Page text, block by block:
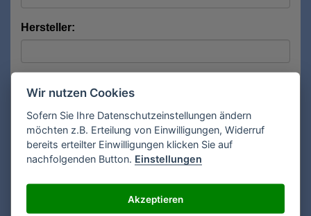
Hersteller:
Anrede*:
Wir nutzen Cookies
Sofern Sie Ihre Datenschutzeinstellungen ändern
möchten z.B. Erteilung von Einwilligungen, Widerruf
bereits erteilter Einwilligungen klicken Sie auf
nachfolgenden Button. Einstellungen
Akzeptieren